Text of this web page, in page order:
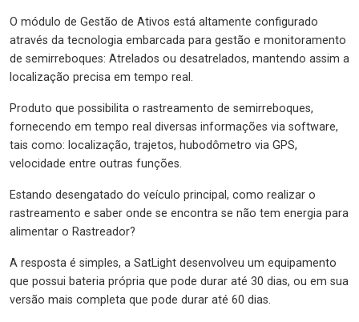
O módulo de Gestão de Ativos está altamente configurado
através da tecnologia embarcada para gestão e monitoramento
de semirreboques: Atrelados ou desatrelados, mantendo assim a
localização precisa em tempo real.
Produto que possibilita o rastreamento de semirreboques,
fornecendo em tempo real diversas informações via software,
tais como: localização, trajetos, hubodômetro via GPS,
velocidade entre outras funções.
Estando desengatado do veículo principal, como realizar o
rastreamento e saber onde se encontra se não tem energia para
alimentar o Rastreador?
A resposta é simples, a SatLight desenvolveu um equipamento
que possui bateria própria que pode durar até 30 dias, ou em sua
versão mais completa que pode durar até 60 dias.